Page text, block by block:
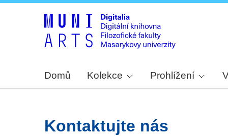
Domů Kolekce Prohlížení
Kontaktujte nás